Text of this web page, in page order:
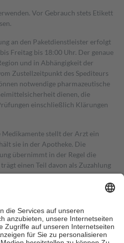
Vor Gebrauch stets Etikett
an den Paketdienstleister erfolgt
Freitag bis 18:00 Uhr. Der genaue
und in Abhängigkeit der
Zustellzeitpunkt des Spediteurs
notwendige pharmazeutische
dienen, die
einschließlich Klärungen
stellt der Arzt ein
sie in der Apotheke. Die
übernimmt in der Regel die
einen Teil davon als Zuzahlung
Zuzahlungen in Höhe von zehn
jedoch nie mehr als die tatsächlichen
auch für Online-Apotheken.
Krankenpflege beträgt die